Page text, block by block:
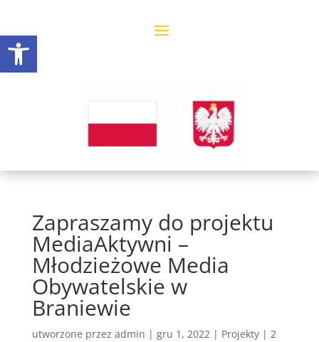
Open toolbar
Zapraszamy do projektu
MediaAktywni –
Młodzieżowe Media
Obywatelskie w
Braniewie
utworzone przez admin | gru 1, 2022| Projekty| 2